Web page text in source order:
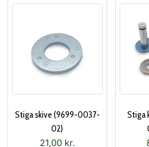
Stiga skive (9699-0037-
02)
21,00 kr.
Stiga